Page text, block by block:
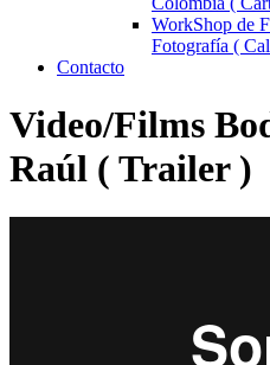
WorkShop de
Fotografía (
Contacto
Video/Films
Raúl ( Trailer )